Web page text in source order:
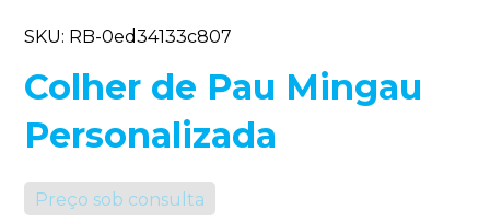
SKU: RB-0ed34133c807
Colher de Pau Mingau
Personalizada
Preço sob consulta